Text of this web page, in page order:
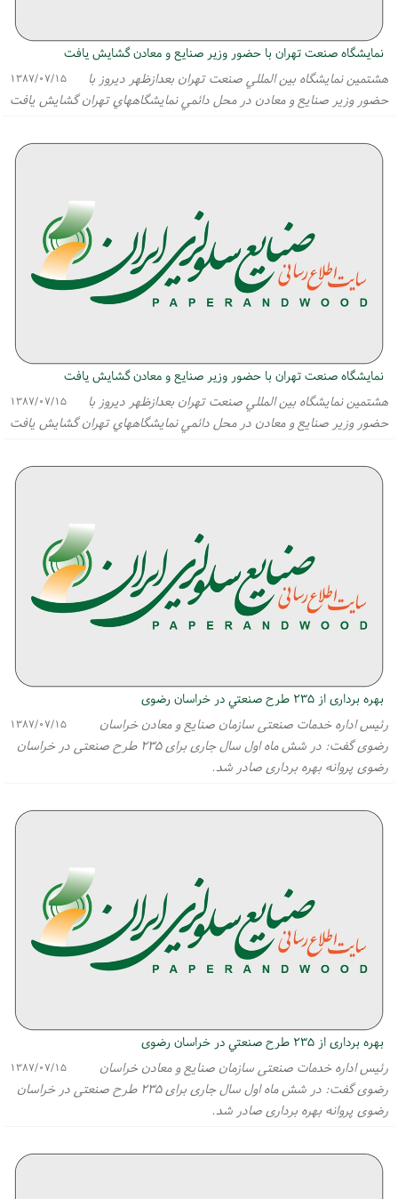
نمايشگاه صنعت تهران با حضور وزير صنايع و معادن گشايش يافت
۱۳۸۷/۰۷/۱۵
هشتمين نمايشگاه بين المللي صنعت تهران بعدازظهر ديروز با
حضور وزير صنايع و معادن در محل دائمي نمايشگاههاي تهران گشايش يافت
نمايشگاه صنعت تهران با حضور وزير صنايع و معادن گشايش يافت
۱۳۸۷/۰۷/۱۵
هشتمين نمايشگاه بين المللي صنعت تهران بعدازظهر ديروز با
حضور وزير صنايع و معادن در محل دائمي نمايشگاههاي تهران گشايش يافت
بهره بردارى از ۲۳۵ طرح صنعتي در خراسان رضوى
۱۳۸۷/۰۷/۱۵
رئيس اداره خدمات صنعتى سازمان صنايع و معادن خراسان
رضوى گفت: در شش ماه اول سال جارى براى ۲۳۵ طرح صنعتى در خراسان
رضوى پروانه بهره بردارى صادر شد.
بهره بردارى از ۲۳۵ طرح صنعتي در خراسان رضوى
۱۳۸۷/۰۷/۱۵
رئيس اداره خدمات صنعتى سازمان صنايع و معادن خراسان
رضوى گفت: در شش ماه اول سال جارى براى ۲۳۵ طرح صنعتى در خراسان
رضوى پروانه بهره بردارى صادر شد.